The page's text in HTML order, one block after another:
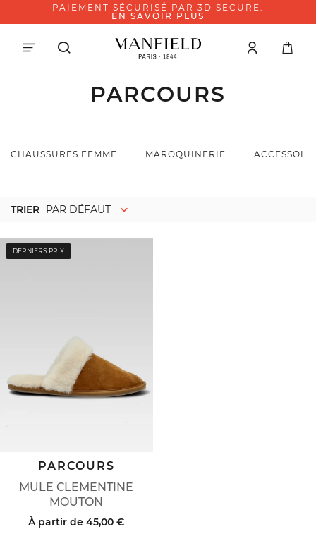
PAIEMENT SÉCURISÉ PAR 3D SECURE.
EN SAVOIR PLUS
PARCOURS
CHAUSSURES FEMME MAROQUINERIE
TRIER PAR DÉFAUT
DERNIERS PRIX
MULE CLEMENTINE
MOUTON
PARCOURS
À partir de 45,00 €